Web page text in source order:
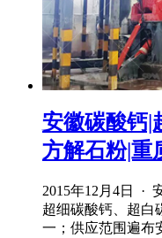
安徽碳酸钙|
方解石粉|重
2015年12月4日 ·
超细碳酸钙、超白
一；供应范围遍布